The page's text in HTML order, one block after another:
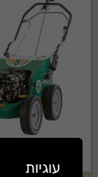
עוגיות